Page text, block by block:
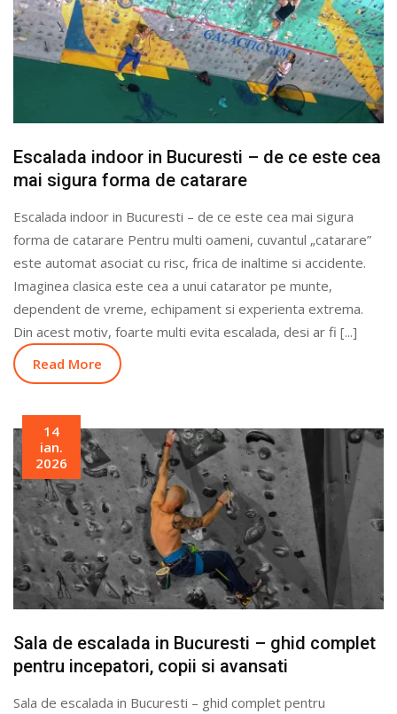
Escalada indoor in Bucuresti – de ce este cea
mai sigura forma de catarare
Escalada indoor in Bucuresti – de ce este cea mai sigura
forma de catarare Pentru multi oameni, cuvantul „catarare”
este automat asociat cu risc, frica de inaltime si accidente.
Imaginea clasica este cea a unui catarator pe munte,
dependent de vreme, echipament si experienta extrema.
Din acest motiv, foarte multi evita escalada, desi ar fi [...]
Read More
14
ian.
2026
Sala de escalada in Bucuresti – ghid complet
pentru incepatori, copii si avansati
Sala de escalada in Bucuresti – ghid complet pentru